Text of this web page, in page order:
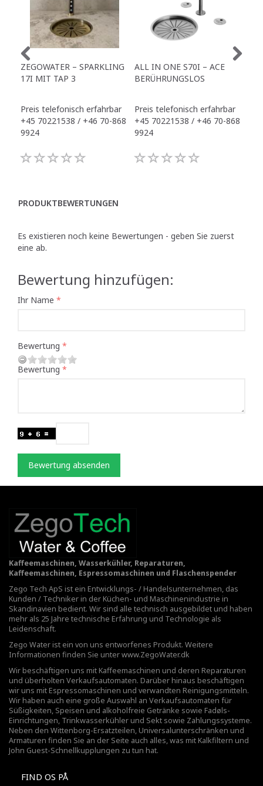
ZEGOWATER – SPARKLING
17I MIT TAP 3
Preis telefonisch erfahrbar
+45 70221538 / +46 70-868
9924
ALL IN ONE S70I – ACE
BERÜHRUNGSLOS
Preis telefonisch erfahrbar
+45 70221538 / +46 70-868
9924
PRODUKTBEWERTUNGEN
Es existieren noch keine Bewertungen - geben Sie zuerst
eine ab.
Bewertung hinzufügen:
Ihr Name
Bewertung
Bewertung
Bewertung absenden
Kaffeemaschinen, Wasserkühler, Reparaturen,
Kaffeemaschinen, Espressomaschinen und Flaschenspender
Zego Tech ApS ist ein Entwicklungs- / Handelsunternehmen, das
Kunden / Techniker in der Küchen- und Maschinenindustrie in
Skandinavien bedient. Wir sind alle technisch ausgebildet und haben
mehr als 25 Jahre technische Erfahrung und Technologie als
Leidenschaft.
Zego Water ist ein von uns entworfenes Produkt. Weitere
Informationen finden Sie unterwww.ZegoWater.dk
Wir beschäftigen uns mit Kaffeemaschinen und deren Reparaturen
und überholten Verkaufsautomaten. Darüber hinaus beschäftigen
wir uns mit Espressomaschinen und verwandten Reinigungsmitteln.
Wir haben auch eine große Auswahl an Verkaufsautomaten für
Süßigkeiten, Speisen und alkoholfreie Getränke sowie Fadøls-
Einrichtungen, Trinkwasserkühler und Sekt sowie Zahlungssysteme.
Neben den Wittenborg-Ersatzteilen, Universalunterschränken und
Armaturen finden Sie an der Seite auch alles, was mit Kalkfiltern und
John Guest-Schnellkupplungen zu tun hat.
FIND OS PÅ